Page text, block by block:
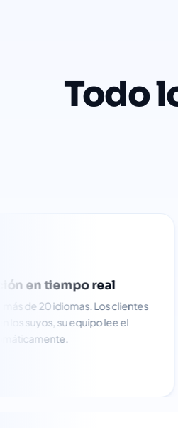
Todo
real
Los clientes
lee el
IA que
No solo
cosas y se
cuando